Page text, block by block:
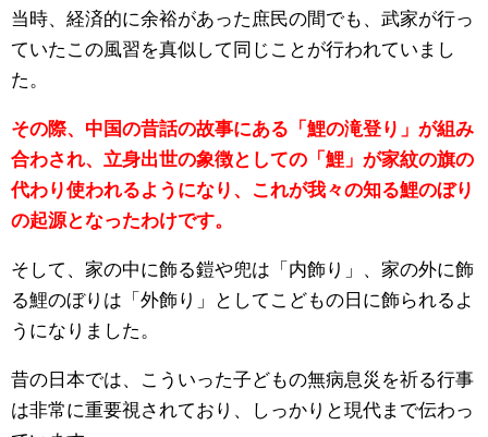
当時、経済的に余裕があった庶民の間でも、武家が行っ
ていたこの風習を真似して同じことが行われていまし
た。
その際、中国の昔話の故事にある「鯉の滝登り」が組み
合わされ、立身出世の象徴としての「鯉」が家紋の旗の
代わり使われるようになり、これが我々の知る鯉のぼり
の起源となったわけです。
そして、家の中に飾る鎧や兜は「内飾り」、家の外に飾
る鯉のぼりは「外飾り」としてこどもの日に飾られるよ
うになりました。
昔の日本では、こういった子どもの無病息災を祈る行事
は非常に重要視されており、しっかりと現代まで伝わっ